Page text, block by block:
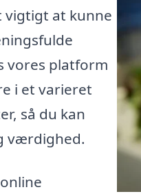
vigtigt at kunne
vores platform
i et varieret
så du kan
værdighed.